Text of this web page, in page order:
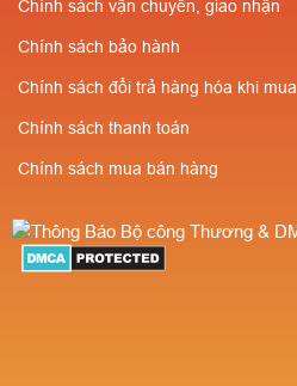
Chính sách vận chuyển, giao nhận
Chính sách bảo hành
Chính sách đổi trả hàng hóa khi mua
Chính sách thanh toán
Chính sách mua bán hàng